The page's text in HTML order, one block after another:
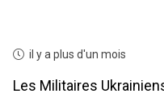
il y a plus d'un mois
Les Militaires